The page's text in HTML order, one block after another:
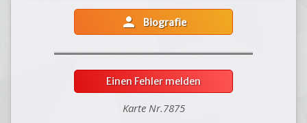
person Biografie
Einen Fehler melden
Karte Nr.7875